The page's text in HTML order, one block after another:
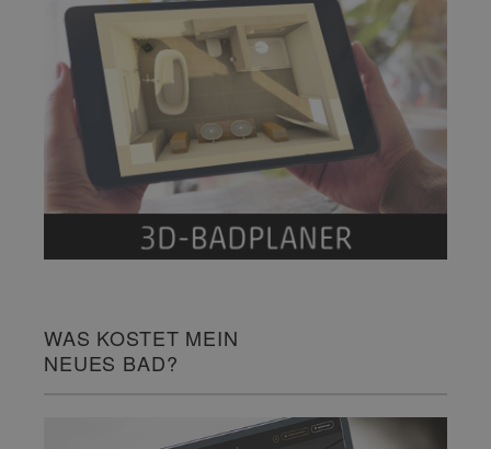
WAS KOSTET MEIN
NEUES BAD?